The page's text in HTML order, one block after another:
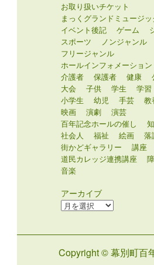
お取り扱いチケット
まっくグランドミュージッ
イベント後記
ゲーム
スポーツ
ノンジャンル
フリージャンル
ホールインフォメーション
介護者
保護者 健康
大会
子供 学生 学習
小学生
幼児 手芸 教
映画
演劇
演芸
百年記念ホールの催し
社会人
福祉 絵画
落
街かどギャラリー
講座
道民カレッジ連携講座
音楽
アーカイブ
ア
ブ
Copyright © 幕別町百